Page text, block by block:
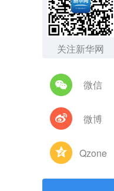
关注新华网
微信
微博
Qzone